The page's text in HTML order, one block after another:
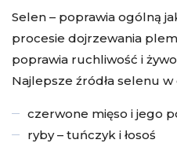
Selen – poprawia ogólną
procesie dojrzewania
poprawia ruchliwość i
Najlepsze źródła selenu w
czerwone mięso i jego
ryby – tuńczyk i łosoś